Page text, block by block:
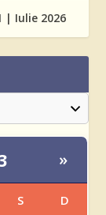
| Iulie 2026
»
S D